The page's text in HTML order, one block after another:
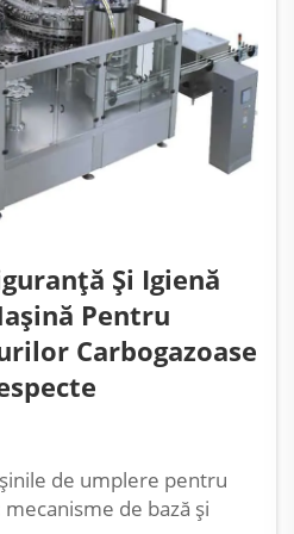
Și Igienă
Pentru
Carbogazoase
de umplere pentru
de bază și